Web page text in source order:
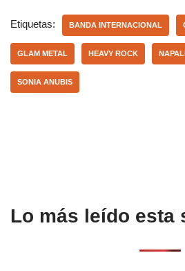
e
b
o
o
s
A
p
p
ar
tir
Etiquetas: BANDA INTERNACIONAL
GLAM METAL HEAVY ROCK
SONIA ANUBIS
Lo más leído esta